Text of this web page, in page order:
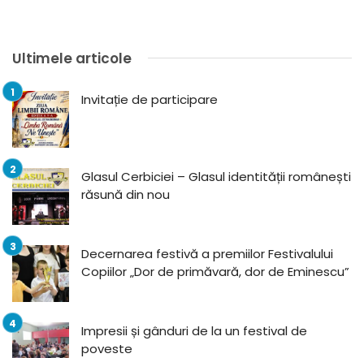
Ultimele articole
Invitație de participare
Glasul Cerbiciei – Glasul identității românești
răsună din nou
Decernarea festivă a premiilor Festivalului
Copiilor „Dor de primăvară, dor de Eminescu”
Impresii și gânduri de la un festival de
poveste